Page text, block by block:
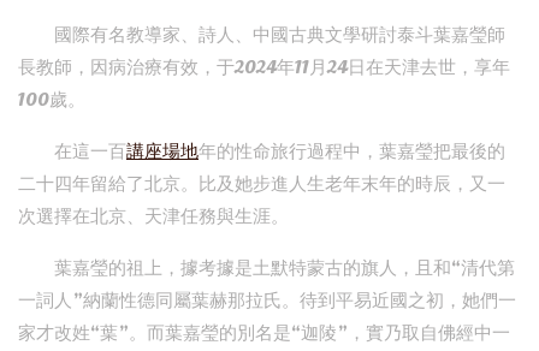
國際有名教導家、詩人、中國古典文學研討泰斗葉嘉瑩師
長教師，因病治療有效，于2024年11月24日在天津去世，享年
100歲。
在這一百講座場地年的性命旅行過程中，葉嘉瑩把最後的
二十四年留給了北京。比及她步進人生老年末年的時辰，又一
次選擇在北京、天津任務與生涯。
葉嘉瑩的祖上，據考據是土默特蒙古的旗人，且和“清代第
一詞人”納蘭性德同屬葉赫那拉氏。待到平易近國之初，她們一
家才改姓“葉”。而葉嘉瑩的別名是“迦陵”，實乃取自佛經中一